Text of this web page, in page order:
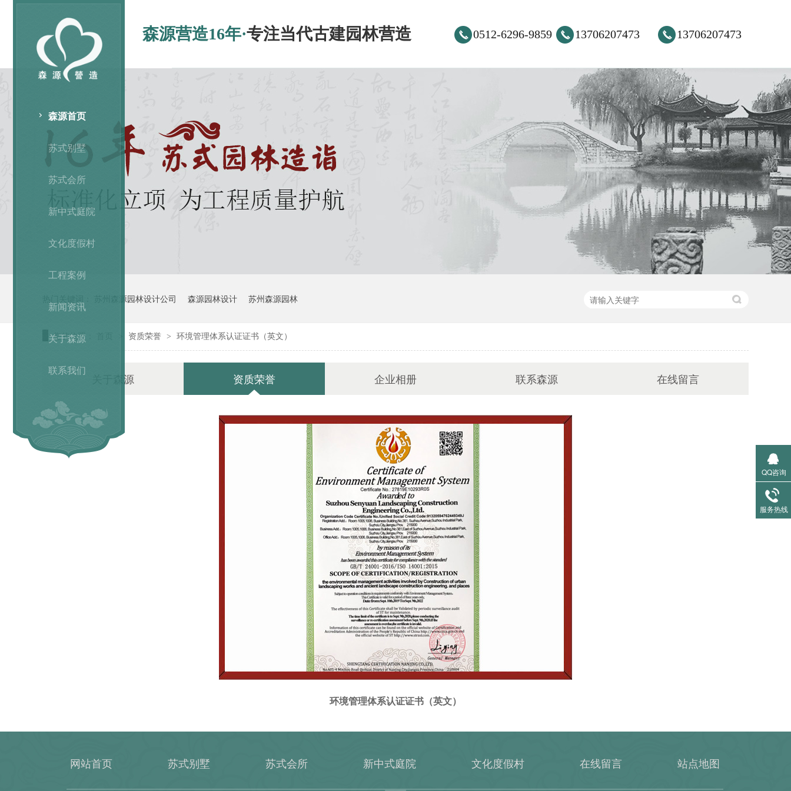
森源营造16年·专注当代古建园林营造 0512-6296-9859 13706207473 13706207473
森源首页
苏式别墅
苏式会所
新中式庭院
文化度假村
工程案例
新闻资讯
关于森源
联系我们
苏州森源园林设计公司 森源园林设计 苏州森源园林
您的位置： 资质荣誉 > 环境管理体系认证证书（英文）
关于森源 资质荣誉 企业相册 联系森源 在线留言
环境管理体系认证证书（英文）
网站首页 苏式别墅 苏式会所 新中式庭院 文化度假村 在线留言 站点地图
QQ咨询
服务热线